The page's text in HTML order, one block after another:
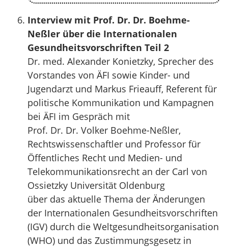
Interview mit Prof. Dr. Dr. Boehme-
Neßler über die Internationalen
Gesundheitsvorschriften Teil 2
Dr. med. Alexander Konietzky, Sprecher des
Vorstandes von ÄFI sowie Kinder- und
Jugendarzt und Markus Frieauff, Referent für
politische Kommunikation und Kampagnen
bei ÄFI im Gespräch mit
Prof. Dr. Dr. Volker Boehme-Neßler,
Rechtswissenschaftler und Professor für
Öffentliches Recht und Medien- und
Telekommunikationsrecht an der Carl von
Ossietzky Universität Oldenburg
über das aktuelle Thema der Änderungen
der Internationalen Gesundheitsvorschriften
(IGV) durch die Weltgesundheitsorganisation
(WHO) und das Zustimmungsgesetz in